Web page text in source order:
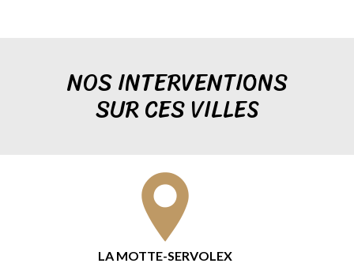
NOS INTERVENTIONS
SUR CES VILLES
LA MOTTE-SERVOLEX